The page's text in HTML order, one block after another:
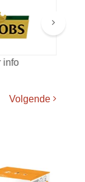
info
Volgende